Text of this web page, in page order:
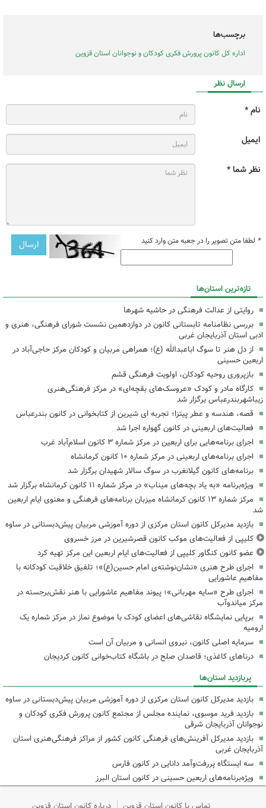
برچسب‌ها
اداره کل کانون پرورش فکری کودکان و نوجوانان استان قزوین
ارسال نظر
نام *
ایمیل
نظر شما *
* لطفا متن تصویر را در جعبه متن وارد کنید
تازه‌ترین استان‌ها
روایتی از عدالت فرهنگی در حاشیه شهرها
بررسی نظامنامه تابستانی کانون در دوازدهمین نشست شورای فرهنگی، هنری و
ادبی استان آذربایجان غربی
از دل هنر تا سوگ اباعبدالله (ع)؛ همراهی مربیان و کودکان مرکز حاجی‌آباد در
اربعین حسینی
بازپروری روحیه کودکان، اولویت فرهنگی قشم
کارگاه مادر و کودک «عروسک‌های بقچه‌ای» در مرکز فرهنگی‌هنری
زیباشهربندرعباس برگزار شد
قصه، هندسه و عطر پیتزا؛ تجربه ای شیرین از کتابخوانی در کانون بندرعباس
فعالیت‌های اربعینی در کانون گهواره اجرا شد
اجرای برنامه‌هایی برای اربعین در مرکز شماره ۳ کانون اسلام‌آباد غرب
اجرای برنامه‌های اربعینی در مرکز شماره ۱۰ کانون کرمانشاه
برنامه‌های کانون گیلانغرب در سوگ سالار شهیدان برگزار شد
ویژه‌برنامه «به یاد بچه‌های میناب» در مرکز شماره ۱۱ کانون کرمانشاه برگزار شد
مرکز شماره ۱۳ کانون کرمانشاه میزبان برنامه‌های فرهنگی و معنوی ایام اربعین
شد
بازدید مدیرکل کانون استان مرکزی از دوره آموزشی مربیان پیش‌دبستانی در ساوه
کلیپی از فعالیت‌های موکب کانون قصرشیرین در مرز خسروی
عضو کانون کنگاور کلیپی از فعالیت‌های ایام اربعین این مرکز تهیه کرد
اجرای طرح هنری «نشان‌نوشته‌ی امام حسین(ع)»؛ تلفیق خلاقیت کودکانه با
مفاهیم عاشورایی
اجرای طرح «سایه مهربانی»؛ پیوند مفاهیم عاشورایی با هنر نقش‌برجسته در
مرکز میاندوآب
برپایی نمایشگاه نقاشی‌های اعضای کودک با موضوع نماز در مرکز شماره یک
ارومیه
سرمایه اصلی کانون، نیروی انسانی و مربیان آن است
درناهای کاغذی؛ قاصدان صلح در باشگاه کتاب‌خوانی کانون کردیجان
پربازدید استان‌ها
بازدید مدیرکل کانون استان مرکزی از دوره آموزشی مربیان پیش‌دبستانی در ساوه
بازدید فرید موسوی، نماینده مجلس از مجتمع کانون پرورش فکری کودکان و
نوجوانان آذربایجان شرقی
بازدید مدیرکل آفرینش‌های فرهنگی کانون کشور از مراکز فرهنگی‌هنری استان
آذربایجان غربی
سه ایستگاه پررفت‌وآمد دانایی در کانون فارس
ویژه‌برنامه‌های اربعین حسینی در کانون استان البرز